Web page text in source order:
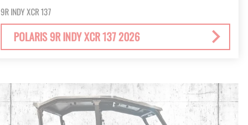
9R INDY XCR 137
POLARIS 9R INDY XCR 137 2026